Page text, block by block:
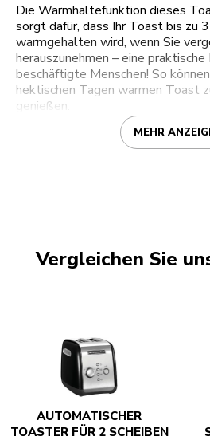
Die Warmhaltefunktion dieses
sorgt dafür, dass Ihr Toast bis zu
warmgehalten wird, wenn Sie
herauszunehmen – eine
beschäftigte Menschen! So
hektischen Tagen warmen Toast
genießen.
MEHR
Vergleichen Sie
AUTOMATISCHER
TOASTER FÜR 2 SCHEIBEN